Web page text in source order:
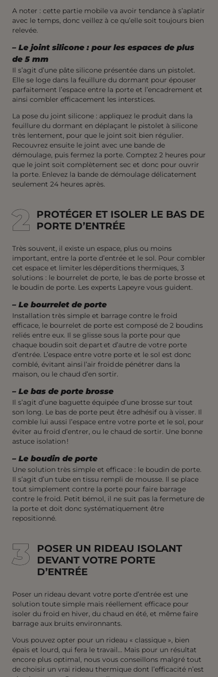
A noter : cette partie mobile va avoir tendance à s’aplatir
avec le temps, donc veillez à ce qu’elle soit toujours bien
relevée.
– Le joint silicone : pour les espaces de plus
de 5 mm
Il s’agit d’une pâte silicone présentée dans un pistolet.
Elle se loge dans la feuillure du dormant pour épouser
parfaitement l’espace entre la porte et l’encadrement et
ainsi combler efficacement les interstices.
La pose du joint silicone : appliquez le produit dans la
feuillure du dormant en déplaçant le pistolet à silicone
très lentement, pour que le joint soit bien régulier.
Recouvrez ensuite le joint avec une bande de
démoulage, puis fermez la porte. Comptez 2 heures pour
que le joint soit complètement sec et donc pour ouvrir
la porte. Enlevez la bande de démoulage délicatement
seulement 24 heures après.
2
2
PROTÉGER ET ISOLER LE BAS DE
PORTE D’ENTRÉE
Très souvent, il existe un espace, plus ou moins
important, entre la porte d’entrée et le sol. Pour combler
cet espace et limiter les déperditions thermiques, 3
solutions : le bourrelet de porte, le bas de porte brosse et
le boudin de porte. Les experts Lapeyre vous guident.
– Le bourrelet de porte
Installation très simple et barrage contre le froid
efficace, le bourrelet de porte est composé de 2 boudins
reliés entre eux. Il se glisse sous la porte pour que
chaque boudin soit de part et d’autre de votre porte
d’entrée. L’espace entre votre porte et le sol est donc
comblé, évitant ainsi l’air froid de pénétrer dans la
maison, ou le chaud d’en sortir.
– Le bas de porte brosse
Il s’agit d’une baguette équipée d’une brosse sur tout
son long. Le bas de porte peut être adhésif ou à visser. Il
comble lui aussi l’espace entre votre porte et le sol, pour
éviter au froid d’entrer, ou le chaud de sortir. Une bonne
astuce isolation !
– Le boudin de porte
Une solution très simple et efficace : le boudin de porte.
Il s’agit d’un tube en tissu rempli de mousse. Il se place
tout simplement contre la porte pour faire barrage
contre le froid. Petit bémol, il ne suit pas la fermeture de
la porte et doit donc systématiquement être
repositionné.
3
3
POSER UN RIDEAU ISOLANT
DEVANT VOTRE PORTE
D’ENTRÉE
Poser un rideau devant votre porte d’entrée est une
solution toute simple mais réellement efficace pour
isoler du froid en hiver, du chaud en été, et même faire
barrage aux bruits environnants.
Vous pouvez opter pour un rideau « classique », bien
épais et lourd, qui fera le travail… Mais pour un résultat
encore plus optimal, nous vous conseillons malgré tout
de choisir un vrai rideau thermique dont l’efficacité n’est